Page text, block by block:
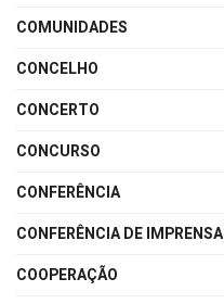
COMUNIDADES
CONCELHO
CONCERTO
CONCURSO
CONFERÊNCIA
CONFERÊNCIA DE IMPRENSA
COOPERAÇÃO